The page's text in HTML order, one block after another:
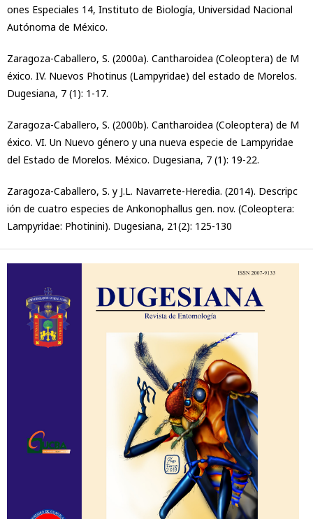
ones Especiales 14, Instituto de Biología, Universidad Nacional
Autónoma de México.
Zaragoza-Caballero, S. (2000a). Cantharoidea (Coleoptera) de M
éxico. IV. Nuevos Photinus (Lampyridae) del estado de Morelos.
Dugesiana, 7 (1): 1-17.
Zaragoza-Caballero, S. (2000b). Cantharoidea (Coleoptera) de M
éxico. VI. Un Nuevo género y una nueva especie de Lampyridae
del Estado de Morelos. México. Dugesiana, 7 (1): 19-22.
Zaragoza-Caballero, S. y J.L. Navarrete-Heredia. (2014). Descripc
ión de cuatro especies de Ankonophallus gen. nov. (Coleoptera:
Lampyridae: Photinini). Dugesiana, 21(2): 125-130